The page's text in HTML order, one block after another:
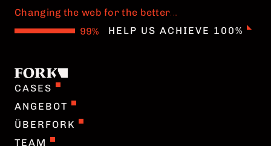
JOBS
Changing the web for the better...
HELP US ACHIEVE 100%
CASES
ANGEBOT
ÜBERFORK
TEAM